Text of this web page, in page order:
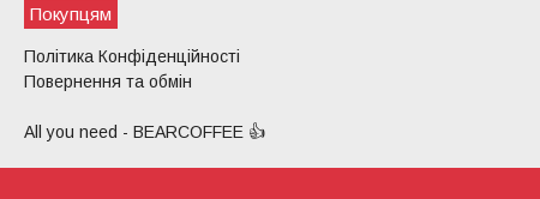
Покупцям
Політика Конфіденційності
Повернення та обмін
All you need - BEARCOFFEE 👍